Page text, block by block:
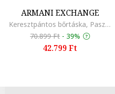
ARMANI EXCHANGE
Keresztpántos bőrtáska, Pasztellkék
70.899 Ft - 39%
42.799 Ft